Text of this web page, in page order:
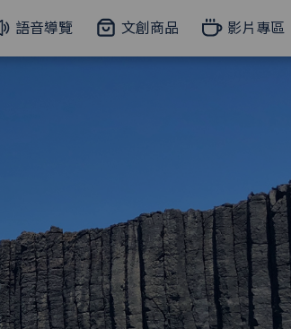
語音導覽 文創商品 影片專區